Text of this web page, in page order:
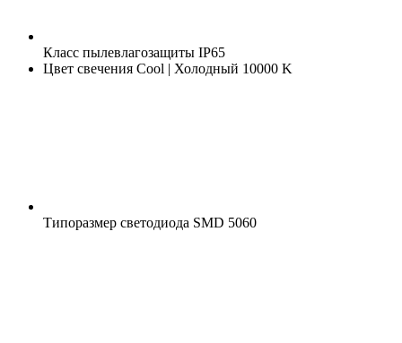
Класс пылевлагозащиты IP65
Цвет свечения Cool | Холодный 10000 K
Типоразмер светодиода SMD 5060